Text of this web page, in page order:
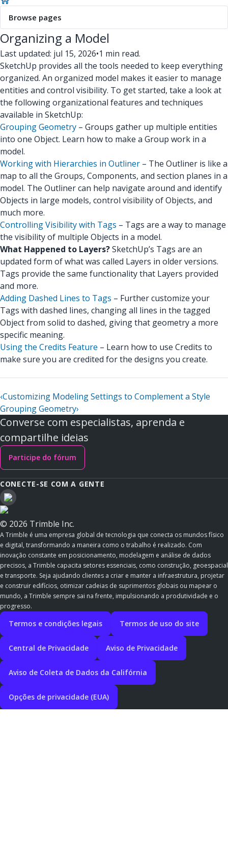
Browse pages
Organizing a Model
Last updated: jul 15, 2026•1 min read.
SketchUp provides all the tools needed to keep everything
organized. An organized model makes it easier to manage
entities and control visibility. To get started, take a look at
the following organizational features and techniques
available in SketchUp:
Grouping Geometry – Groups gather up multiple entities
into one Object. Learn how to make a Group work in a
model.
Working with Hierarchies in Outliner – The Outliner is like a
map to all the Groups, Components, and section planes in a
model. The Outliner can help navigate around and identify
Objects in large models, control visibility of Objects, and
much more.
Controlling Visibility with Tags – Tags are a way to manage
the visibility of multiple Objects in a model.
What Happened to Layers?SketchUp’s Tags are an
updated form of what was called Layers in older versions.
Tags provide the same functionality that Layers provided
and more.
Adding Dashed Lines to Tags – Further customize your
Tags with dashed lines, changing all lines in the tagged
Object from solid to dashed, giving that geometry a more
specific meaning.
Using the Credits Feature – Learn how to use Credits to
make sure you are credited for the designs you create.
‹Customizing Modeling Settings to Complement a Style
Grouping Geometry›
Converse com especialistas, aprenda e
compartilhe ideias
Participe do fórum
CONECTE-SE COM A GENTE
© 2026 Trimble Inc.
A Trimble é uma empresa global de tecnologia que conecta os mundos físico
e digital, transformando a maneira como o trabalho é realizado. Com
inovação constante em posicionamento, modelagem e análise de dados
precisos, a Trimble capacita setores essenciais, como construção, geoespacial
e transporte. Seja ajudando clientes a criar e manter a infraestrutura, projetar
e construir edifícios, otimizar cadeias de suprimentos globais ou mapear o
mundo, a Trimble sempre sai na frente, impulsionando a produtividade e o
progresso.
Termos e condições legais Termos de uso do site
Central de Privacidade Aviso de Privacidade
Aviso de Coleta de Dados da Califórnia
Opções de privacidade (EUA)